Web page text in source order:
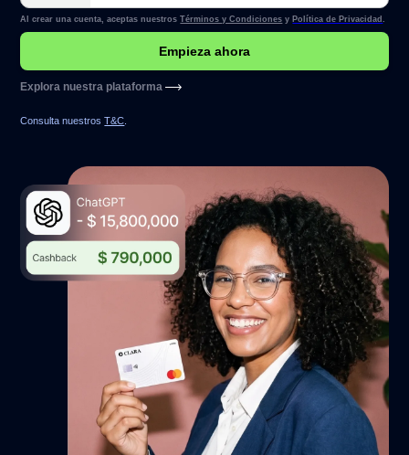
Al crear una cuenta, aceptas nuestrosTérminos y Condiciones y Política de Privacidad.
Explora nuestra plataforma
Consulta nuestrosT&C